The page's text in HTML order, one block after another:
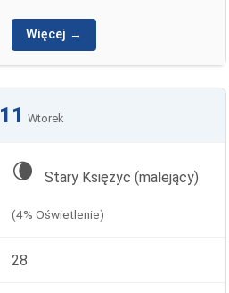
Więcej →
11 Wtorek
🌘 Stary Księżyc (malejący)
(4% Oświetlenie)
28